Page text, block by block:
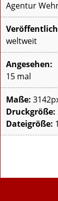
Agentur
weltweit
Angesehen:
15 mal
Maße:
Druckgröße:
Dateigröße: